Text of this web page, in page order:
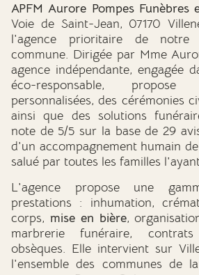
APFM Aurore Pompes Funèbres
Voie de Saint-Jean, 07170
l'agence prioritaire de
commune. Dirigée par Mme
agence indépendante, engagée
éco-responsable,
personnalisées, des cérémonies
ainsi que des solutions
note de 5/5 sur la base de 29
d'un accompagnement humain
salué par toutes les familles
L'agence propose une
prestations : inhumation,
corps, mise en bière,
marbrerie funéraire,
obsèques. Elle intervient sur
l'ensemble des communes de